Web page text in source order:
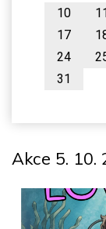
10
17
24
31
Akce 5. 10.